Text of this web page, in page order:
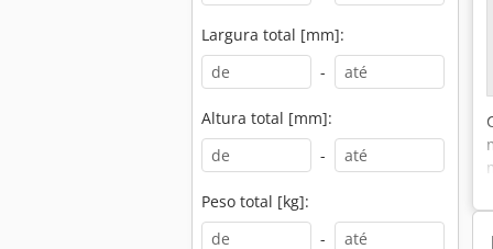
Largura total [mm]:
-
Altura total [mm]:
-
Peso total [kg]:
-